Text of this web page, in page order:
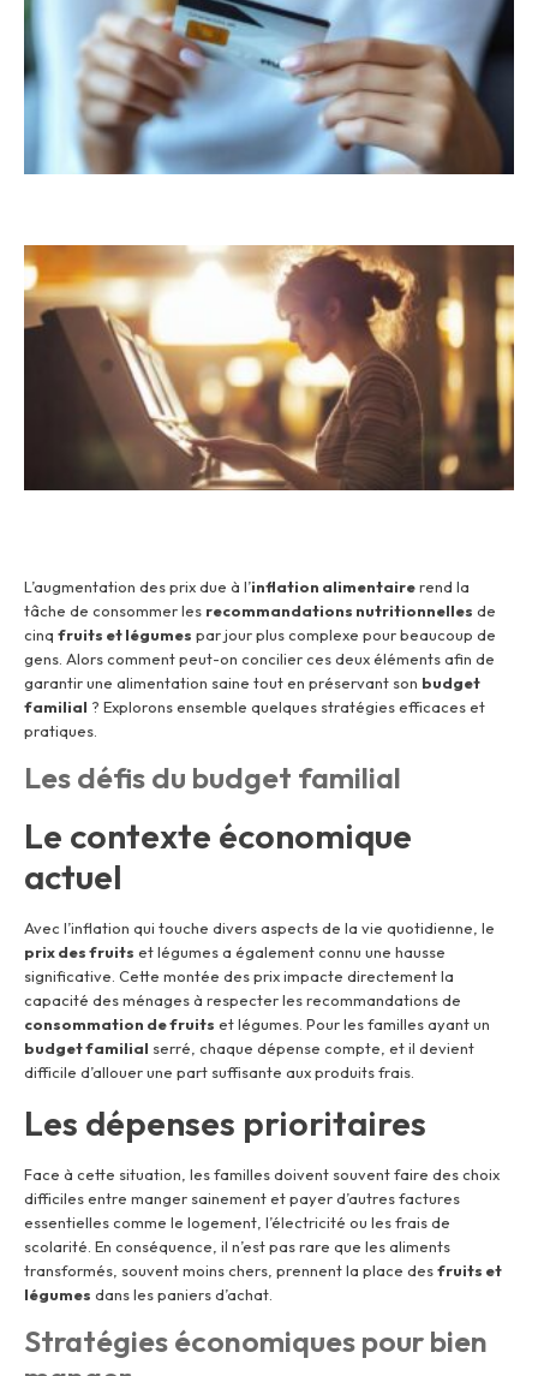
L’augmentation des prix due à l’inflation alimentairerend la
tâche de consommer les recommandations nutritionnelles de
cinq fruits et légumes par jour plus complexe pour beaucoup de
gens. Alors comment peut-on concilier ces deux éléments afin de
garantir une alimentation saine tout en préservant son budget
familial ? Explorons ensemble quelques stratégies efficaces et
pratiques.
Les défis du budget familial
Le contexte économique
actuel
Avec l’inflation qui touche divers aspects de la vie quotidienne, le
prix des fruits et légumes a également connu une hausse
significative. Cette montée des prix impacte directement la
capacité des ménages à respecter les recommandations de
consommation de fruits et légumes. Pour les familles ayant un
budget familial serré, chaque dépense compte, et il devient
difficile d’allouer une part suffisante aux produits frais.
Les dépenses prioritaires
Face à cette situation, les familles doivent souvent faire des choix
difficiles entre manger sainement et payer d’autres factures
essentielles comme le logement, l’électricité ou les frais de
scolarité. En conséquence, il n’est pas rare que les aliments
transformés, souvent moins chers, prennent la place desfruits et
légumes dans les paniers d’achat.
Stratégies économiques pour bien